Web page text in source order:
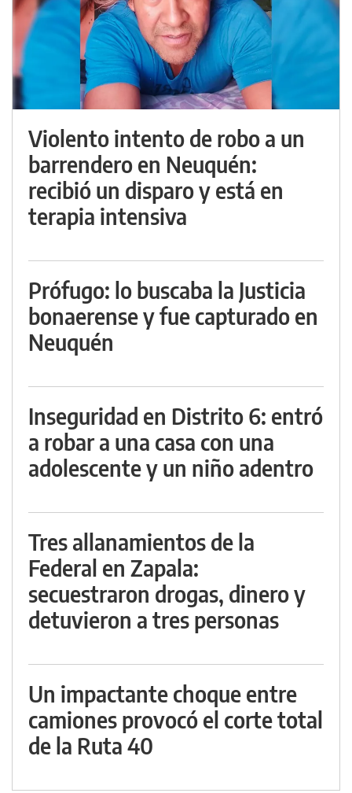
Violento intento de robo a un
barrendero en Neuquén:
recibió un disparo y está en
terapia intensiva
Prófugo: lo buscaba la Justicia
bonaerense y fue capturado en
Neuquén
Inseguridad en Distrito 6: entró
a robar a una casa con una
adolescente y un niño adentro
Tres allanamientos de la
Federal en Zapala:
secuestraron drogas, dinero y
detuvieron a tres personas
Un impactante choque entre
camiones provocó el corte total
de la Ruta 40